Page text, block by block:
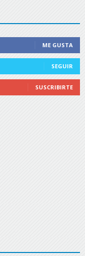
ME GUSTA
SEGUIR
SUSCRIBIRTE